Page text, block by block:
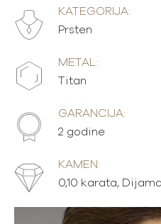
KATEGORIJA:
Prsten
METAL:
Titan
GARANCIJA:
2 godine
KAMEN:
0,10 karata,